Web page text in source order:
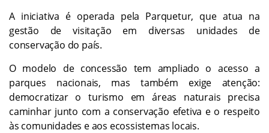
A iniciativa é operada pela Parquetur, que atua na
gestão de visitação em diversas unidades de
conservação do país.
O modelo de concessão tem ampliado o acesso a
parques nacionais, mas também exige atenção:
democratizar o turismo em áreas naturais precisa
caminhar junto com a conservação efetiva e o respeito
às comunidades e aos ecossistemas locais.